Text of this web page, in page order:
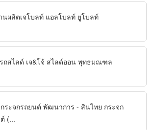
นผลิตเจโบลท์ แอลโบลท์ ยูโบลท์
ถสไลด์ เจ&โจ้ สไลด์ออน พุทธมณฑล
ระจกรถยนต์ พัฒนาการ - สินไทย กระจก
(...